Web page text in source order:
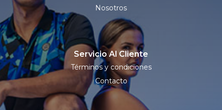
Nosotros
Servicio Al Cliente
Términos y condiciones
Contacto